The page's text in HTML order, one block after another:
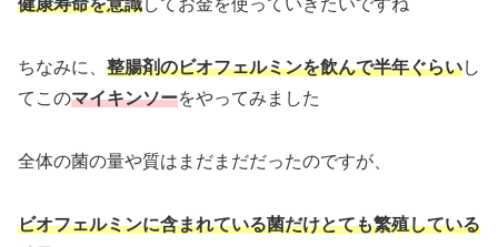
健康寿命を意識してお金を使っていきたいですね
ちなみに、 整腸剤のビオフェルミンを飲んで半年ぐらいし
てこのマイキンソーをやってみました
全体の菌の量や質はまだまだだったのですが、
ビオフェルミンに含まれている菌だけとても繁殖している